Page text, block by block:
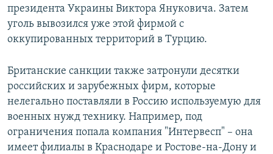
президента Украины Виктора Януковича. Затем
уголь вывозился уже этой фирмой с
оккупированных территорий в Турцию.
Британские санкции также затронули десятки
российских и зарубежных фирм, которые
нелегально поставляли в Россию используемую для
военных нужд технику. Например, под
ограничения попала компания "Интервесп" – она
имеет филиалы в Краснодаре и Ростове-на-Дону и